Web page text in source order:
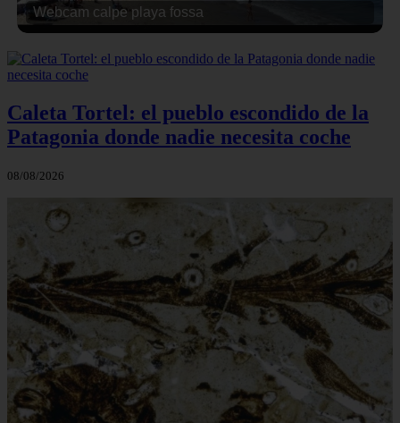
Webcam calpe playa fossa
Caleta Tortel: el pueblo escondido de la
Patagonia donde nadie necesita coche
08/08/2026